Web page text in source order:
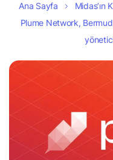
Ana Sayfa Midas’ın
Plume Network,